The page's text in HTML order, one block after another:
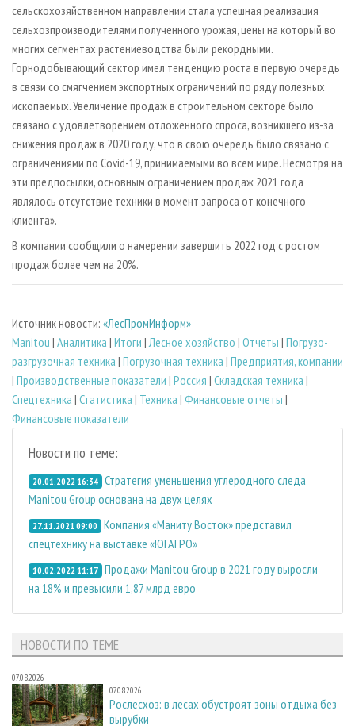
сельскохозяйственном направлении стала успешная реализация
сельхозпроизводителями полученного урожая, цены на который во
многих сегментах растениеводства были рекордными.
Горнодобывающий сектор имел тенденцию роста в первую очередь
в связи со смягчением экспортных ограничений по ряду полезных
ископаемых. Увеличение продаж в строительном секторе было
связано с удовлетворением отложенного спроса, возникшего из-за
снижения продаж в 2020 году, что в свою очередь было связано с
ограничениями по Covid-19, принимаемыми во всем мире. Несмотря на
эти предпосылки, основным ограничением продаж 2021 года
являлось отсутствие техники в момент запроса от конечного
клиента».
В компании сообщили о намерении завершить 2022 год с ростом
продаж более чем на 20%.
Источник новости: «ЛесПромИнформ»
Manitou | Аналитика | Итоги |Лесное хозяйство | Отчеты | Погрузо-
разгрузочная техника | Погрузочная техника | Предприятия, компании
| Производственные показатели | Россия | Складская техника |
Спецтехника | Статистика | Техника | Финансовые отчеты |
Финансовые показатели
Новости по теме:
20.01.2022 16:34 Стратегия уменьшения углеродного следа
Manitou Group основана на двух целях
27.11.2021 09:00 Компания «Маниту Восток» представил
спецтехнику на выставке «ЮГАГРО»
10.02.2022 11:17 Продажи Manitou Group в 2021 году выросли
на 18% и превысили 1,87 млрд евро
НОВОСТИ ПО ТЕМЕ
07.08.2026
07.08.2026
Рослесхоз: в лесах обустроят зоны отдыха без
вырубки